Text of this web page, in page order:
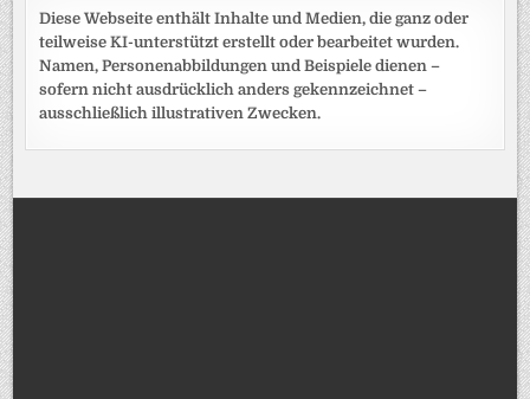
Diese Webseite enthält Inhalte und Medien, die ganz oder
teilweise KI-unterstützt erstellt oder bearbeitet wurden.
Namen, Personenabbildungen und Beispiele dienen –
sofern nicht ausdrücklich anders gekennzeichnet –
ausschließlich illustrativen Zwecken.